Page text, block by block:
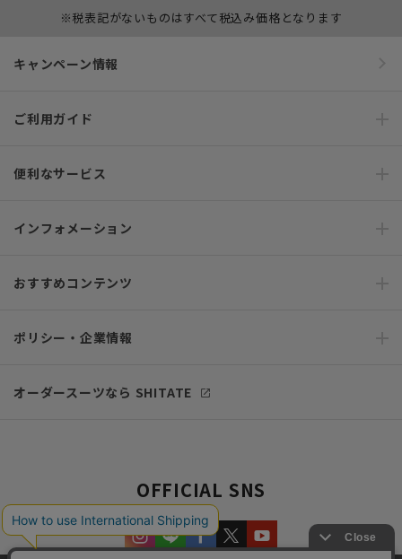
※税表記がないものはすべて税込み価格となります
キャンペーン情報
ご利用ガイド
便利なサービス
インフォメーション
おすすめコンテンツ
ポリシー・企業情報
オーダースーツなら SHITATE
OFFICIAL SNS